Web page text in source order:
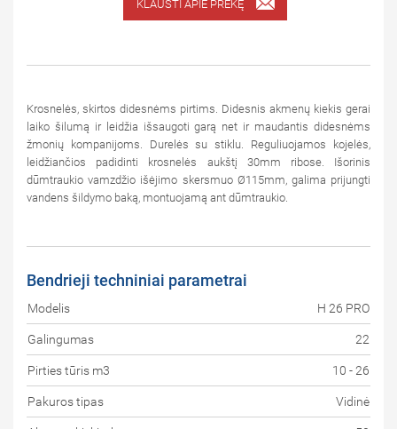
KLAUSTI APIE PREKĘ
Krosnelės, skirtos didesnėms pirtims. Didesnis akmenų kiekis gerai
laiko šilumą ir leidžia išsaugoti garą net ir maudantis didesnėms
žmonių kompanijoms. Durelės su stiklu. Reguliuojamos kojelės,
leidžiančios padidinti krosnelės aukštį 30mm ribose. Išorinis
dūmtraukio vamzdžio išėjimo skersmuo Ø115mm, galima prijungti
vandens šildymo baką, montuojamą ant dūmtraukio.
Bendrieji techniniai parametrai
Modelis H 26 PRO
Galingumas 22
Pirties tūris m3 10 - 26
Pakuros tipas Vidinė